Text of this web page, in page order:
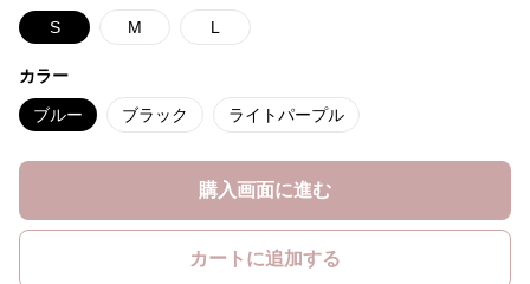
S M L
カラー
ブルー ブラック ライトパープル
購入画面に進む
カートに追加する